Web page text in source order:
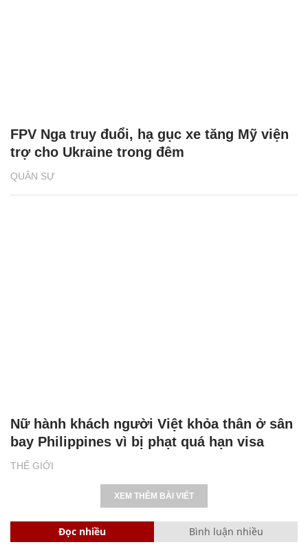
QUÂN SỰ
FPV Nga truy đuổi, hạ gục xe tăng Mỹ viện
trợ cho Ukraine trong đêm
THẾ GIỚI
Nữ hành khách người Việt khỏa thân ở sân
bay Philippines vì bị phạt quá hạn visa
XEM THÊM BÀI VIẾT
Đọc nhiều Bình luận nhiều